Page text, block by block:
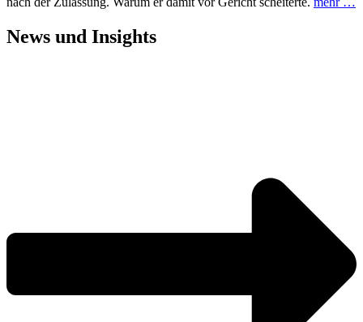
News und Insights